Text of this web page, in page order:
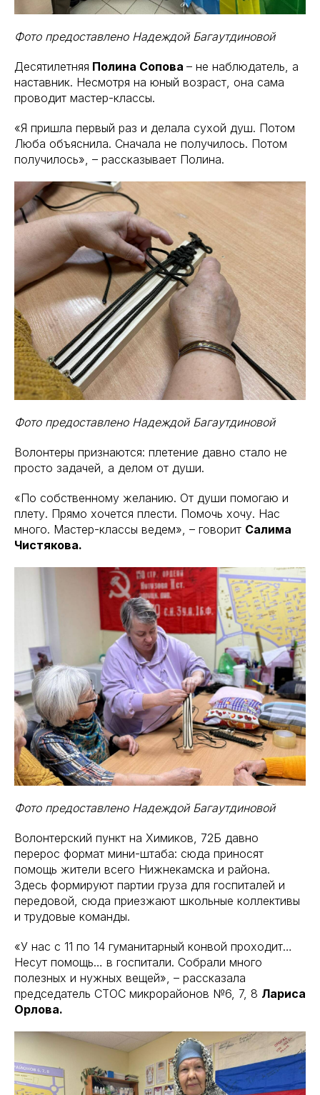
Фото предоставлено Надеждой Багаутдиновой
Десятилетняя Полина Сопова – не наблюдатель, а
наставник. Несмотря на юный возраст, она сама
проводит мастер-классы.
«Я пришла первый раз и делала сухой душ. Потом
Люба объяснила. Сначала не получилось. Потом
получилось», – рассказывает Полина.
Фото предоставлено Надеждой Багаутдиновой
Волонтеры признаются: плетение давно стало не
просто задачей, а делом от души.
«По собственному желанию. От души помогаю и
плету. Прямо хочется плести. Помочь хочу. Нас
много. Мастер-классы ведем», – говорит Салима
Чистякова.
Фото предоставлено Надеждой Багаутдиновой
Волонтерский пункт на Химиков, 72Б давно
перерос формат мини-штаба: сюда приносят
помощь жители всего Нижнекамска и района.
Здесь формируют партии груза для госпиталей и
передовой, сюда приезжают школьные коллективы
и трудовые команды.
«У нас с 11 по 14 гуманитарный конвой проходит…
Несут помощь… в госпитали. Собрали много
полезных и нужных вещей», – рассказала
председатель СТОС микрорайонов №6, 7, 8 Лариса
Орлова.